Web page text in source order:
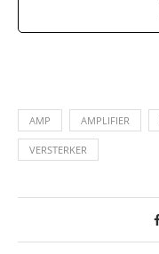
AMP AMPLIFIER
VERSTERKER